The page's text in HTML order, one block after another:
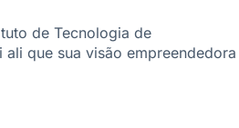
de Tecnologia de
que sua visão empreendedora